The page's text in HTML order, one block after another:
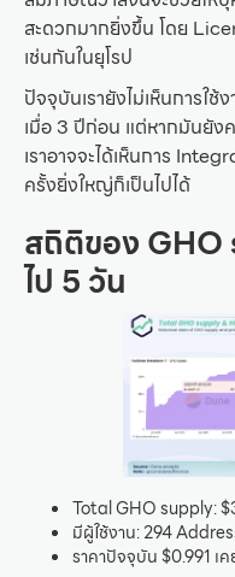
สะดวกมากยิ่งขึ้น โดย
เช่นกันในยุโรป
ปัจจุบันเรายังไม่เห็นการใ
เมื่อ 3 ปีก่อน แต่หากมันยัง
เราอาจจะได้เห็นการ
ครั้งยิ่งใหญ่ก็เป็นไปได้
สถิติของ
ไป 5 วัน
Total GHO supply:
มีผู้ใช้งาน: 294
ราคาปัจจุบัน $0.991 เ